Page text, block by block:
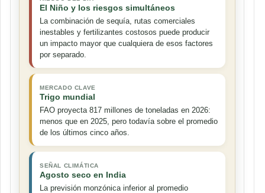
El Niño y los riesgos simultáneos
La combinación de sequía, rutas comerciales
inestables y fertilizantes costosos puede producir
un impacto mayor que cualquiera de esos factores
por separado.
MERCADO CLAVE
Trigo mundial
FAO proyecta 817 millones de toneladas en 2026:
menos que en 2025, pero todavía sobre el promedio
de los últimos cinco años.
SEÑAL CLIMÁTICA
Agosto seco en India
La previsión monzónica inferior al promedio